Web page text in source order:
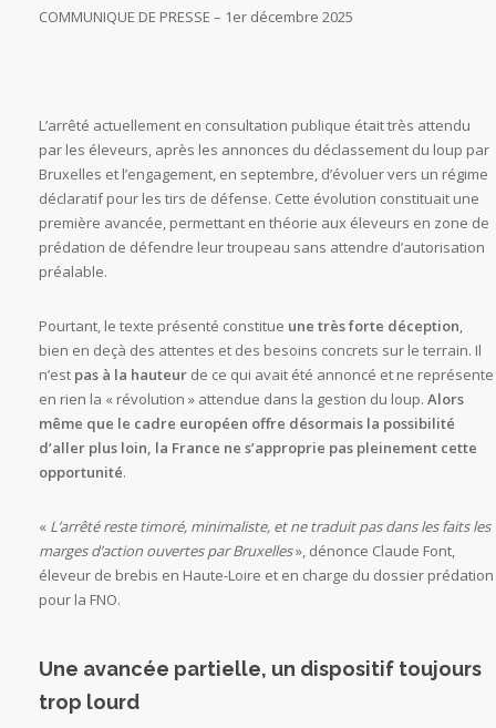
COMMUNIQUE DE PRESSE – 1er décembre 2025
L’arrêté actuellement en consultation publique était très attendu
par les éleveurs, après les annonces du déclassement du loup par
Bruxelles et l’engagement, en septembre, d’évoluer vers un régime
déclaratif pour les tirs de défense. Cette évolution constituait une
première avancée, permettant en théorie aux éleveurs en zone de
prédation de défendre leur troupeau sans attendre d’autorisation
préalable.
Pourtant, le texte présenté constitue une très forte déception,
bien en deçà des attentes et des besoins concrets sur le terrain. Il
n’est pas à la hauteur de ce qui avait été annoncé et ne représente
en rien la « révolution » attendue dans la gestion du loup.Alors
même que le cadre européen offre désormais la possibilité
d’aller plus loin, la France ne s’approprie pas pleinement cette
opportunité.
« L’arrêté reste timoré, minimaliste, et ne traduit pas dans les faits les
marges d’action ouvertes par Bruxelles», dénonce Claude Font,
éleveur de brebis en Haute-Loire et en charge du dossier prédation
pour la FNO.
Une avancée partielle, un dispositif toujours
trop lourd